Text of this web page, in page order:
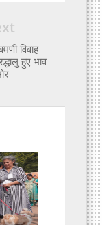
विवाह
हुए भाव